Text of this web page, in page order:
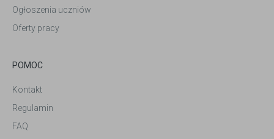
Ogłoszenia uczniów
Oferty pracy
POMOC
Kontakt
Regulamin
FAQ